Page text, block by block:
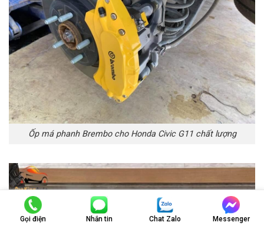
Ốp má phanh Brembo cho Honda Civic G11 chất lượng
Gọi điện Nhắn tin Chat Zalo Messenger